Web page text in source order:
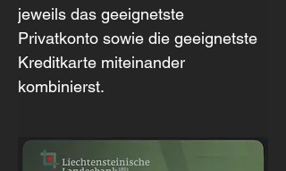
jeweils das geeignetste
Privatkonto sowie die geeignetste
Kreditkarte miteinander
kombinierst.